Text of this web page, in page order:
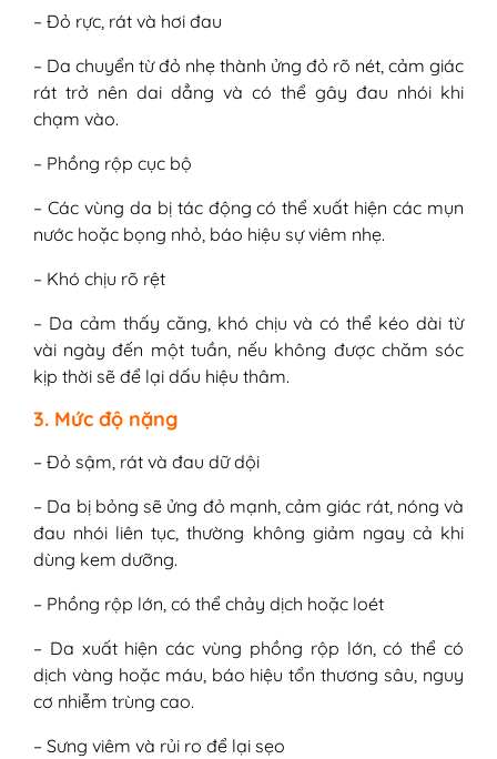
– Đỏ rực, rát và hơi đau
– Da chuyển từ đỏ nhẹ thành ửng đỏ rõ nét, cảm giác
rát trở nên dai dẳng và có thể gây đau nhói khi
chạm vào.
– Phồng rộp cục bộ
– Các vùng da bị tác động có thể xuất hiện các mụn
nước hoặc bọng nhỏ, báo hiệu sự viêm nhẹ.
– Khó chịu rõ rệt
– Da cảm thấy căng, khó chịu và có thể kéo dài từ
vài ngày đến một tuần, nếu không được chăm sóc
kịp thời sẽ để lại dấu hiệu thâm.
3. Mức độ nặng
– Đỏ sậm, rát và đau dữ dội
– Da bị bỏng sẽ ửng đỏ mạnh, cảm giác rát, nóng và
đau nhói liên tục, thường không giảm ngay cả khi
dùng kem dưỡng.
– Phồng rộp lớn, có thể chảy dịch hoặc loét
– Da xuất hiện các vùng phồng rộp lớn, có thể có
dịch vàng hoặc máu, báo hiệu tổn thương sâu, nguy
cơ nhiễm trùng cao.
– Sưng viêm và rủi ro để lại sẹo